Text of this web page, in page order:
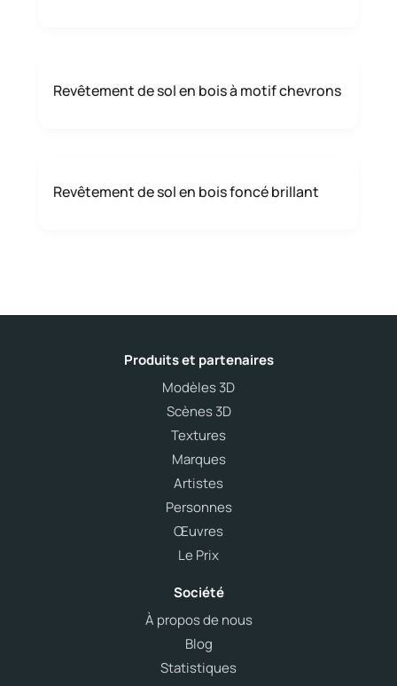
Revêtement de sol en bois à motif chevrons
Revêtement de sol en bois foncé brillant
Produits et partenaires
Modèles 3D
Scènes 3D
Textures
Marques
Artistes
Personnes
Œuvres
Le Prix
Société
À propos de nous
Blog
Statistiques